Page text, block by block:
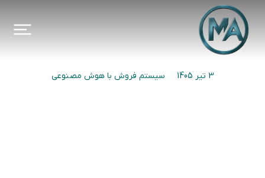
3 تیر 1405 سیستم فروش با هوش مصنوعی